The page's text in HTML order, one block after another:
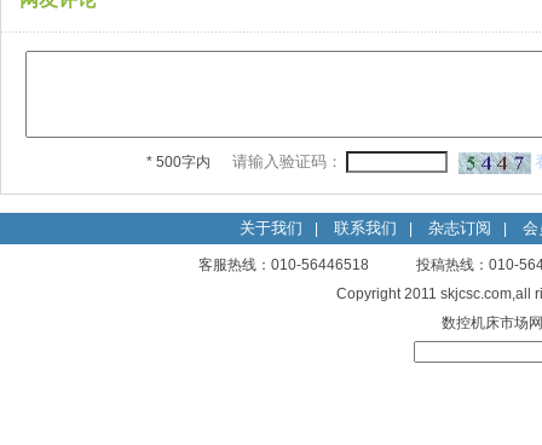
* 500字内 请输入验证码：
关于我们 联系我们 杂志订阅 会
客服热线：010-56446518 投稿热线：
Copyright 2011
数控机床市场网